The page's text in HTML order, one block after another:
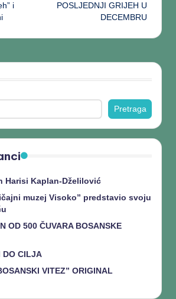
i
POSLJEDNJI GRIJEH U
DECEMBRU
Pretraga
Harisi Kaplan-Dželilović
muzej Visoko” predstavio svoju
OD 500 ČUVARA BOSANSKE
DO CILJA
VITEZ” ORIGINAL